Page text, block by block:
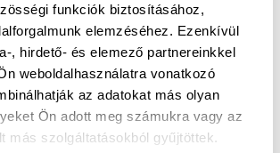
funkciók biztosításához,
elemzéséhez. Ezenkívül
, hirdető- és elemező partnereinkkel
weboldalhasználatra vonatkozó
az adatokat más olyan
Ön adott meg számukra vagy az
más szolgáltatásokból gyűjtöttek.
működtetett
finanszírozott
emberek szisztematikus